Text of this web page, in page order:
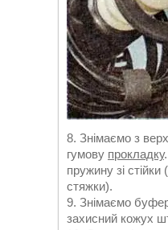
8. Знімаємо з
гумову прокладку
пружину зі
стяжки).
9. Знімаємо
захисний кожух